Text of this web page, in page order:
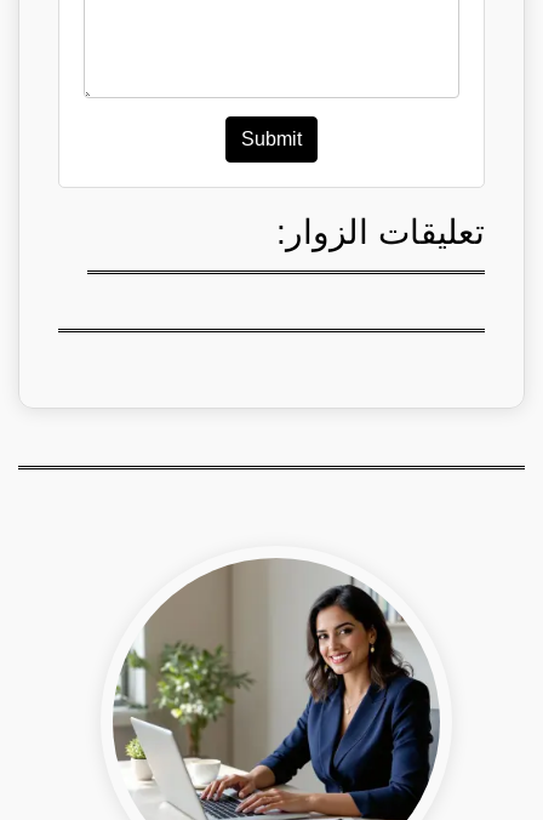
Submit
تعليقات الزوار: